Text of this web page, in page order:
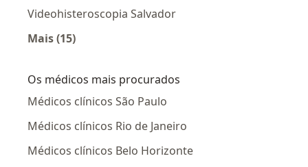
Videohisteroscopia Salvador
Mais (15)
Os médicos mais procurados
Médicos clínicos São Paulo
Médicos clínicos Rio de Janeiro
Médicos clínicos Belo Horizonte